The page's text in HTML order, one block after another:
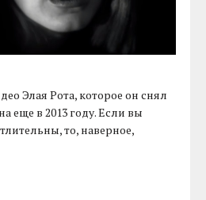
Элая Рота, которое он снял
еще в 2013 году. Если вы
то, наверное,